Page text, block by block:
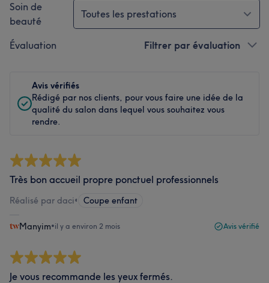
Soin de
beauté
Toutes les prestations
Évaluation Filtrer par évaluation
Avis vérifiés
Rédigé par nos clients, pour vous faire une idée de la
qualité du salon dans lequel vous souhaitez vous
rendre.
Très bon accueil propre ponctuel professionnels
Réalisé par daci• Coupe enfant
Manyim•il y a environ 2 mois Avis vérifié
Je vous recommande les yeux fermés.